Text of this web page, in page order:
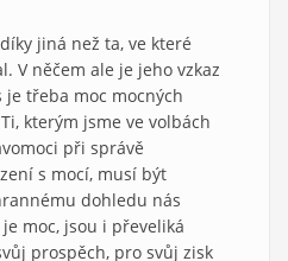
jiná než ta, ve které
V něčem ale je jeho vzkaz
třeba moc mocných
kterým jsme ve volbách
při správě
s mocí, musí být
dohledu nás
moc, jsou i převeliká
prospěch, pro svůj zisk